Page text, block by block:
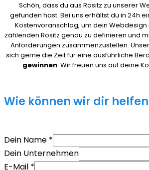
Schön, dass du aus Rositz zu unserer
gefunden hast. Bei uns erhältst du in 24h
Kostenvoranschlag, um dein Webdesign
zählenden Rositz genau zu definieren und
Anforderungen zusammenzustellen.
sich gerne die Zeit für eine ausführliche
gewinnen. Wir freuen uns auf deine
Wie können wir dir
Dein Name *
Dein Unternehmen
E-Mail *